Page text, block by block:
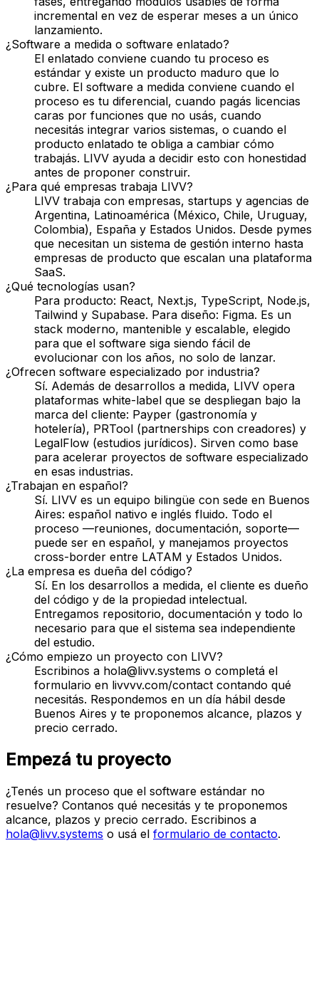
incremental en vez de esperar meses a un único
lanzamiento.
¿Software a medida o software enlatado?
El enlatado conviene cuando tu proceso es
estándar y existe un producto maduro que lo
cubre. El software a medida conviene cuando el
proceso es tu diferencial, cuando pagás licencias
caras por funciones que no usás, cuando
necesitás integrar varios sistemas, o cuando el
producto enlatado te obliga a cambiar cómo
trabajás. LIVV ayuda a decidir esto con honestidad
antes de proponer construir.
¿Para qué empresas trabaja LIVV?
LIVV trabaja con empresas, startups y agencias de
Argentina, Latinoamérica (México, Chile, Uruguay,
Colombia), España y Estados Unidos. Desde pymes
que necesitan un sistema de gestión interno hasta
empresas de producto que escalan una plataforma
SaaS.
¿Qué tecnologías usan?
Para producto: React, Next.js, TypeScript, Node.js,
Tailwind y Supabase. Para diseño: Figma. Es un
stack moderno, mantenible y escalable, elegido
para que el software siga siendo fácil de
evolucionar con los años, no solo de lanzar.
¿Ofrecen software especializado por industria?
Sí. Además de desarrollos a medida, LIVV opera
plataformas white-label que se despliegan bajo la
marca del cliente: Payper (gastronomía y
hotelería), PRTool (partnerships con creadores) y
LegalFlow (estudios jurídicos). Sirven como base
para acelerar proyectos de software especializado
en esas industrias.
¿Trabajan en español?
Sí. LIVV es un equipo bilingüe con sede en Buenos
Aires: español nativo e inglés fluido. Todo el
proceso —reuniones, documentación, soporte—
puede ser en español, y manejamos proyectos
cross-border entre LATAM y Estados Unidos.
¿La empresa es dueña del código?
Sí. En los desarrollos a medida, el cliente es dueño
del código y de la propiedad intelectual.
Entregamos repositorio, documentación y todo lo
necesario para que el sistema sea independiente
del estudio.
¿Cómo empiezo un proyecto con LIVV?
Escribinos a hola@livv.systems o completá el
formulario en livvvv.com/contact contando qué
necesitás. Respondemos en un día hábil desde
Buenos Aires y te proponemos alcance, plazos y
precio cerrado.
Empezá tu proyecto
¿Tenés un proceso que el software estándar no
resuelve? Contanos qué necesitás y te proponemos
alcance, plazos y precio cerrado. Escribinos a
hola@livv.systems o usá el formulario de contacto.